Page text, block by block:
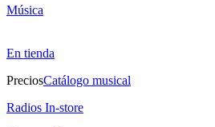
Música
En tienda
PreciosCatálogo musical
Radios In-store